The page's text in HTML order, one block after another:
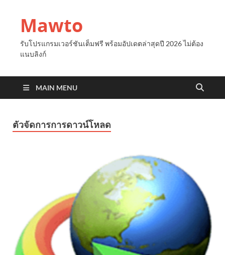
Mawto
รับโปรแกรมเวอร์ชันเต็มฟรี พร้อมอัปเดตล่าสุดปี 2026 ไม่ต้อง
แนบลิงก์
MAIN MENU
ตัวจัดการการดาวน์โหลด